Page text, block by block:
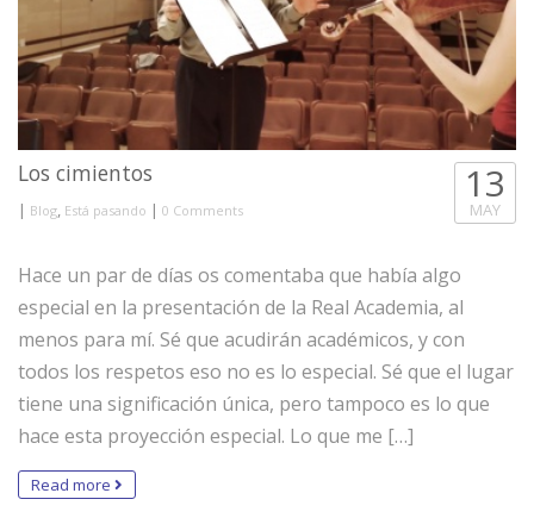
Los cimientos
| Blog, Está pasando | 0 Comments
13
MAY
Hace un par de días os comentaba que había algo
especial en la presentación de la Real Academia, al
menos para mí. Sé que acudirán académicos, y con
todos los respetos eso no es lo especial. Sé que el lugar
tiene una significación única, pero tampoco es lo que
hace esta proyección especial. Lo que me […]
Read more